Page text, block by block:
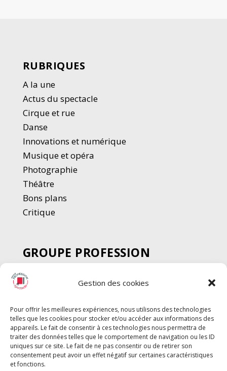
Gestion des cookies
Pour offrir les meilleures expériences, nous utilisons des technologies
telles que les cookies pour stocker et/ou accéder aux informations des
appareils. Le fait de consentir à ces technologies nous permettra de
traiter des données telles que le comportement de navigation ou les ID
uniques sur ce site. Le fait de ne pas consentir ou de retirer son
consentement peut avoir un effet négatif sur certaines caractéristiques
et fonctions.
RUBRIQUES
A la une
Actus du spectacle
Cirque et rue
Danse
Innovations et numérique
Musique et opéra
Photographie
Théâtre
Bons plans
Critique
GROUPE PROFESSION
SPECTACLE
Chèque Intermittents
Chèque Compta
Chèque Emploi Spectacle
G-Pods
Profession Audio-visuel